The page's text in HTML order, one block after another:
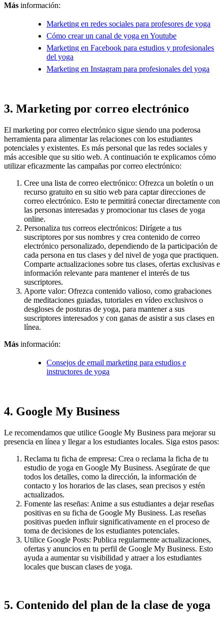
Más información:
Marketing en redes sociales para profesores de yoga
Cómo crear un canal de yoga en Youtube
Marketing en Facebook para estudios y profesionales
del yoga
Marketing en Instagram para profesionales del yoga
3. Marketing por correo electrónico
El marketing por correo electrónico sigue siendo una poderosa
herramienta para alimentar las relaciones con los estudiantes
potenciales y existentes. Es más personal que las redes sociales y
más accesible que su sitio web. A continuación te explicamos cómo
utilizar eficazmente las campañas por correo electrónico:
Cree una lista de correo electrónico: Ofrezca un boletín o un
recurso gratuito en su sitio web para captar direcciones de
correo electrónico. Esto te permitirá conectar directamente con
las personas interesadas y promocionar tus clases de yoga
online.
Personaliza tus correos electrónicos: Dirígete a tus
suscriptores por sus nombres y crea contenido de correo
electrónico personalizado, dependiendo de la participación de
cada persona en tus clases y del nivel de yoga que practiquen.
Comparte actualizaciones sobre tus clases, ofertas exclusivas e
información relevante para mantener el interés de tus
suscriptores.
Aporte valor: Ofrezca contenido valioso, como grabaciones
de meditaciones guiadas, tutoriales en vídeo exclusivos o
desgloses de posturas de yoga, para mantener a sus
suscriptores interesados y con ganas de asistir a sus clases en
línea.
Más información:
Consejos de email marketing para estudios e
instructores de yoga
4. Google My Business
Le recomendamos que utilice Google My Business para mejorar su
presencia en línea y llegar a los estudiantes locales. Siga estos pasos:
Reclama tu ficha de empresa: Crea o reclama la ficha de tu
estudio de yoga en Google My Business. Asegúrate de que
todos los detalles, como la dirección, la información de
contacto y los horarios de las clases, sean precisos y estén
actualizados.
Fomente las reseñas: Anime a sus estudiantes a dejar reseñas
positivas en su ficha de Google My Business. Las reseñas
positivas pueden influir significativamente en el proceso de
toma de decisiones de los estudiantes potenciales.
Utilice Google Posts: Publica regularmente actualizaciones,
ofertas y anuncios en tu perfil de Google My Business. Esto
ayuda a aumentar su visibilidad y atraer a los estudiantes
locales que buscan clases de yoga.
5. Contenido del plan de la clase de yoga